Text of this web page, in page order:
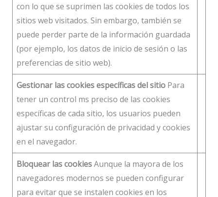
con lo que se suprimen las cookies de todos los
sitios web visitados. Sin embargo, también se
puede perder parte de la información guardada
(por ejemplo, los datos de inicio de sesión o las
preferencias de sitio web).
Gestionar las cookies específicas del sitioPara
tener un control ms preciso de las cookies
específicas de cada sitio, los usuarios pueden
ajustar su configuración de privacidad y cookies
en el navegador.
Bloquear las cookiesAunque la mayora de los
navegadores modernos se pueden configurar
para evitar que se instalen cookies en los